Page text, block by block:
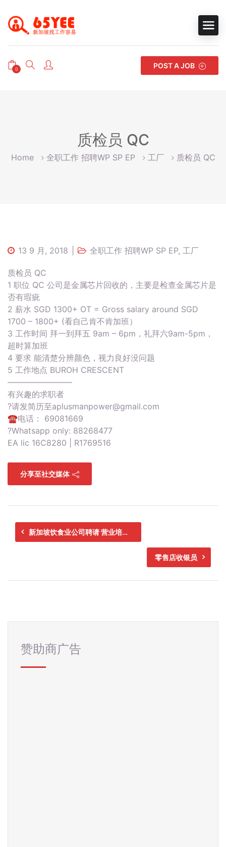
0 POST A JOB
质检员 QC
Home 全职工作 招聘WP SP EP 工厂 质检员 QC
13 9 月, 2018 全职工作 招聘WP SP EP, 工厂
质检员 QC
1 职位 QC 公司是金属芯片回收的，主要是检查金属芯片是
否有瑕疵
2 薪水 SGD 1300+ OT = Gross salary around SGD
1700 – 1800+ (看自己肯不肯加班）
3 工作时间 拜一到拜五 9am – 6pm，礼拜六9am-5pm，
超时算加班
4 要求 能清楚分辨颜色，视力良好没问题
5 工作地点 BUROH CRESCENT
————————
有兴趣的求职者
?请发简历至aplusmanpower@gmail.com
☎电话： 69081669
?Whatsapp only: 88268477
EA lic 16C8280 | R1769516
分享至社交媒体
新加坡饮食业公司聘请 营业培训生
零售店收银员
赞助商广告